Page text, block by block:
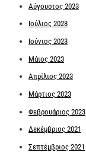
Αύγουστος 2023
Ιούλιος 2023
Ιούνιος 2023
Μάιος 2023
Απρίλιος 2023
Μάρτιος 2023
Φεβρουάριος 2023
Δεκέμβριος 2021
Σεπτέμβριος 2021